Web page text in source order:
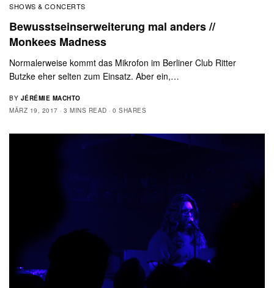
SHOWS & CONCERTS
Bewusstseinserweiterung mal anders //
Monkees Madness
Normalerweise kommt das Mikrofon im Berliner Club Ritter
Butzke eher selten zum Einsatz. Aber ein,…
BY JÉRÉMIE MACHTO
MÄRZ 19, 2017
3 MINS READ 0 SHARES